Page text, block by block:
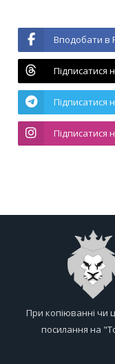
Вподобати в
Підписатися
Підписатися
Підписатися
При копіюванні чи
посилання на